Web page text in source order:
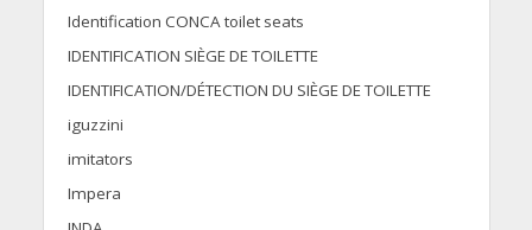
Identification CONCA toilet seats
IDENTIFICATION SIÈGE DE TOILETTE
IDENTIFICATION/DÉTECTION DU SIÈGE DE TOILETTE
iguzzini
imitators
Impera